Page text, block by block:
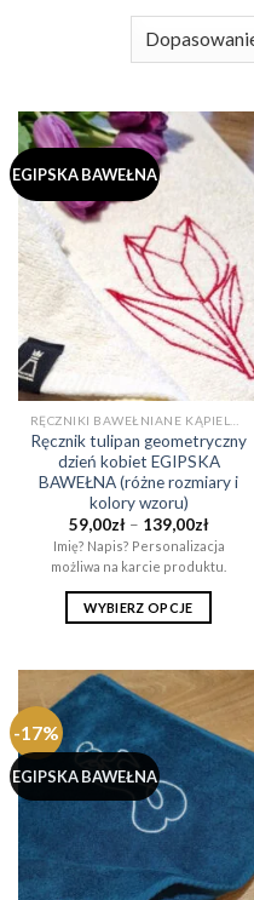
EGIPSKA BAWEŁNA
Ręcznik tulipan geometryczny
dzień kobiet EGIPSKA
BAWEŁNA (różne rozmiary i
kolory wzoru)
59,00zł – 139,00złZakres
cen:
od
59,00zł
do
Imię? Napis? Personalizacja
możliwa na karcie produktu.
WYBIERZ OPCJE
ma
wiele
wariantów.
Opcje
można
wybrać
na
stronie
produktu
-17%
EGIPSKA BAWEŁNA